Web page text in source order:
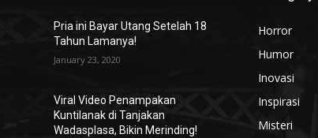
Pria ini Bayar Utang Setelah 18
Tahun Lamanya!
January 23, 2020
Viral Video Penampakan
Kuntilanak di Tanjakan
Wadasplasa, Bikin Merinding!
Horror
Humor
Inovasi
Inspirasi
Misteri